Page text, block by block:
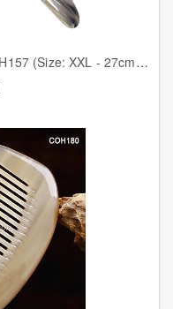
Lược Sừng to đẹp sang trọng - COH157 (Size: XXL - 27cm) Cao cấp nhất và đẹp nhất - Horn Comb of HAHANCO